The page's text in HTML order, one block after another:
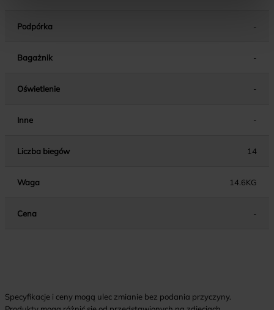
Podpórka -
Bagażnik -
Oświetlenie -
Inne -
Liczba biegów 14
Waga 14.6KG
Cena -
Specyfikacje i ceny mogą ulec zmianie bez podania przyczyny.